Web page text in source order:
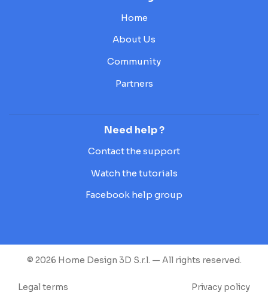
Home
About Us
Community
Partners
Need help ?
Contact the support
Watch the tutorials
Facebook help group
© 2026 Home Design 3D S.r.l. — All rights reserved.
Legal terms Privacy policy